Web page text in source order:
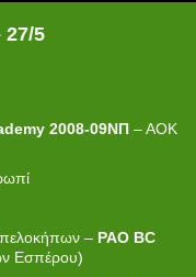
5
2008-09ΝΠ – ΑΟΚ
– PAO BC
Εσπέρου)